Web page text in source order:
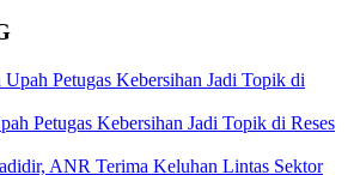
Petugas Kebersihan Jadi Topik di Reses